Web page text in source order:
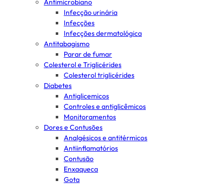
Antimicrobiano
Infecção urinária
Infecções
Infecções dermatológica
Antitabagismo
Parar de fumar
Colesterol e Triglicérides
Colesterol triglicérides
Diabetes
Antiglicemicos
Controles e antiglicêmicos
Monitoramentos
Dores e Contusões
Analgésicos e antitérmicos
Antiinflamatórios
Contusão
Enxaqueca
Gota